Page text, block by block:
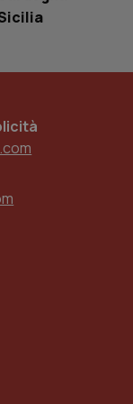
di accesso per
per mantenere
traccia
incorporati
del sito web sta
di